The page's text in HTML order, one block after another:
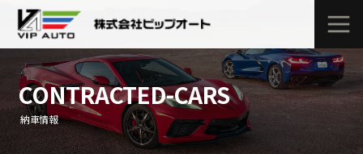
CONTRACTED-CARS
納車情報